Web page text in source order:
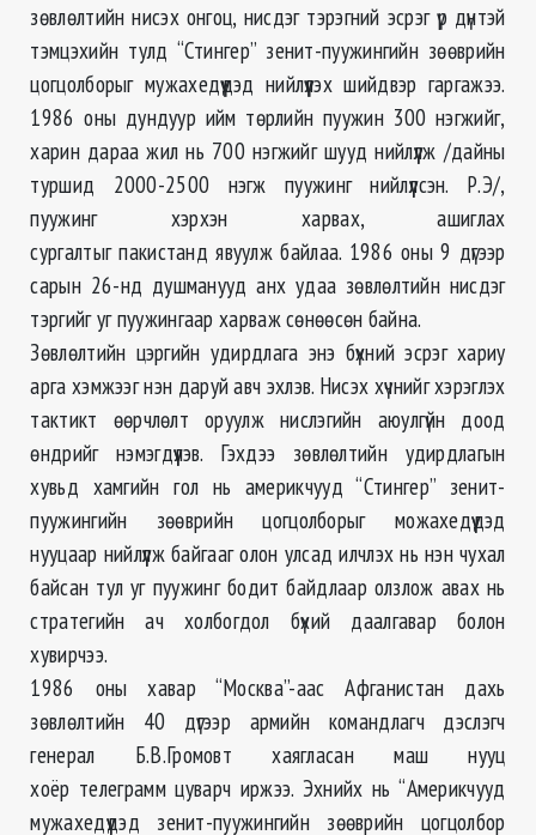
зөвлөлтийн нисэх онгоц, нисдэг тэрэгний эсрэг үр дүнтэй
тэмцэхийн тулд “Стингер” зенит-пуужингийн зөөврийн
цогцолборыг мужахедүүдэд нийлүүлэх шийдвэр гаргажээ.
1986 оны дундуур ийм төрлийн пуужин 300 нэгжийг,
харин дараа жил нь 700 нэгжийг шууд нийлүүлж /дайны
туршид 2000-2500 нэгж пуужинг нийлүүлсэн. Р.Э/,
пуужинг хэрхэн харвах, ашиглах
сургалтыг пакистанд явуулж байлаа. 1986 оны 9 дүгээр
сарын 26-нд душманууд анх удаа зөвлөлтийн нисдэг
тэргийг уг пуужингаар харваж сөнөөсөн байна.
Зөвлөлтийн цэргийн удирдлага энэ бүхний эсрэг хариу
арга хэмжээг нэн даруй авч эхлэв. Нисэх хүчнийг хэрэглэх
тактикт өөрчлөлт оруулж нислэгийн аюулгүйн доод
өндрийг нэмэгдүүлэв. Гэхдээ зөвлөлтийн удирдлагын
хувьд хамгийн гол нь америкчууд “Стингер” зенит-
пуужингийн зөөврийн цогцолборыг можахедүүдэд
нууцаар нийлүүлж байгааг олон улсад илчлэх нь нэн чухал
байсан тул уг пуужинг бодит байдлаар олзлож авах нь
стратегийн ач холбогдол бүхий даалгавар болон
хувирчээ.
1986 оны хавар “Москва”-аас Афганистан дахь
зөвлөлтийн 40 дүгээр армийн командлагч дэслэгч
генерал Б.В.Громовт хаягласан маш нууц
хоёр телеграмм цуварч иржээ. Эхнийх нь “Америкчууд
мужахедүүдэд зенит-пуужингийн зөөврийн цогцолбор